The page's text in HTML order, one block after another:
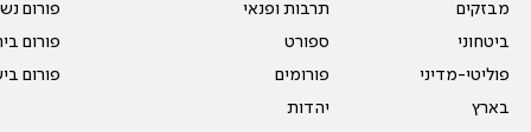
מבזקים
ביטחוני
פוליטי-מדיני
בארץ
תרבות ופנאי
ספורט
פורומים
יהדות
פורום
פורום
פורום